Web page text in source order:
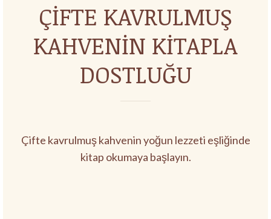
ÇİFTE KAVRULMUŞ
KAHVENİN KİTAPLA
DOSTLUĞU
Çifte kavrulmuş kahvenin yoğun lezzeti eşliğinde
kitap okumaya başlayın.